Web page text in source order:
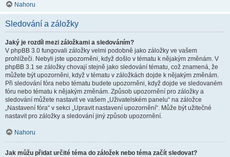
Nahoru
Sledování a záložky
Jaký je rozdíl mezi záložkami a sledováním?
V phpBB 3.0 fungovali záložky velmi podobně jako záložky ve vašem
prohlížeči. Nebyli jste upozorněni, když došlo v tématu k nějakým změnám. V
phpBB 3.1 se záložky chovají stejně jako sledování tématu, což znamená, že
můžete být upozorněni, když v tématu v záložkách dojde k nějakým změnám.
Při sledování fóra nebo tématu budete upozorněni, když dojde ve sledovaném
fóru nebo tématu k nějakým změnám. Způsob upozornění pro záložky a
sledování můžete nastavit ve vašem „Uživatelském panelu“ na záložce
„Nastavení fóra“ v sekci „Upravit nastavení upozornění“. Může být užitečné
nastavit pro záložky a sledování jiný způsob upozornění.
Nahoru
Jak můžu přidat určité téma do záložek nebo téma začít sledovat?